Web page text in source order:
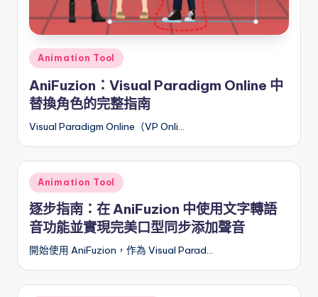
Posted
in
Animation Tool
AniFuzion：Visual Paradigm Online 中
替換角色的完整指南
Visual Paradigm Online（VP Onli…
Posted
in
Animation Tool
逐步指南：在 AniFuzion 中使用文字轉語
音功能並實現完美口型同步添加聲音
開始使用 AniFuzion，作為 Visual Parad…